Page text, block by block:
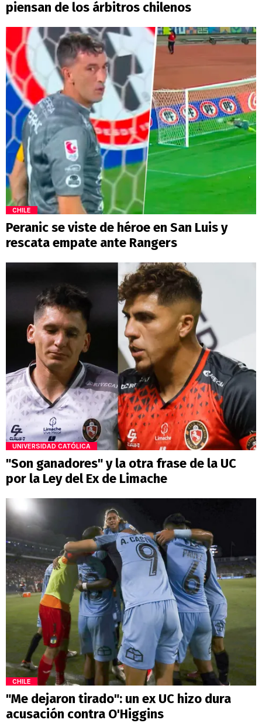
piensan de los árbitros chilenos
CHILE
Peranic se viste de héroe en San Luis y
rescata empate ante Rangers
UNIVERSIDAD CATÓLICA
"Son ganadores" y la otra frase de la UC
por la Ley del Ex de Limache
CHILE
"Me dejaron tirado": un ex UC hizo dura
acusación contra O'Higgins